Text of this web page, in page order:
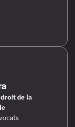
de la